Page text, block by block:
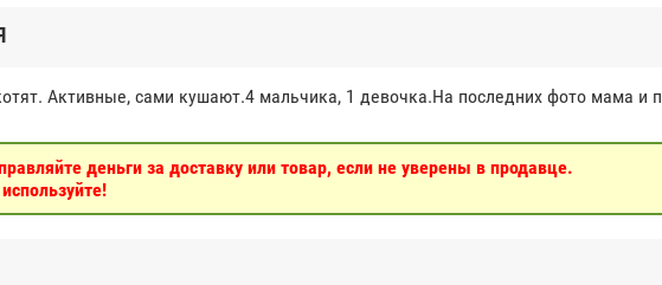
Активные, сами кушают.4 мальчика, 1 девочка.На последних фото мама и
деньги за доставку или товар, если не уверены в продавце.